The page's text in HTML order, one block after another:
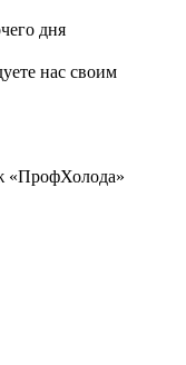
дня
нас своим
«ПрофХолода»